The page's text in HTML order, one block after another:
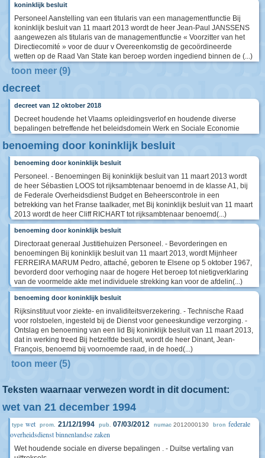
koninklijk besluit
Personeel Aanstelling van een titularis van een managementfunctie Bij
koninklijk besluit van 11 maart 2013 wordt de heer Jean-Paul JANSSENS
aangewezen als titularis van de managementfunctie « Voorzitter van het
Directiecomité » voor de duur v Overeenkomstig de gecoördineerde
wetten op de Raad Van State kan beroep worden ingediend binnen de (...)
toon meer (9)
decreet
decreet van 12 oktober 2018
Decreet houdende het Vlaams opleidingsverlof en houdende diverse
bepalingen betreffende het beleidsdomein Werk en Sociale Economie
benoeming door koninklijk besluit
benoeming door koninklijk besluit
Personeel. - Benoemingen Bij koninklijk besluit van 11 maart 2013 wordt
de heer Sébastien LOOS tot rijksambtenaar benoemd in de klasse A1, bij
de Federale Overheidsdienst Budget en Beheerscontrole in een
betrekking van het Franse taalkader, met Bij koninklijk besluit van 11 maart
2013 wordt de heer Cliff RICHART tot rijksambtenaar benoemd(...)
benoeming door koninklijk besluit
Directoraat generaal Justitiehuizen Personeel. - Bevorderingen en
benoemingen Bij koninklijk besluit van 11 maart 2013, wordt Mijnheer
FERREIRA MARUM Pedro, attaché, geboren te Elsene op 5 oktober 1967,
bevorderd door verhoging naar de hogere Het beroep tot nietigverklaring
van de voormelde akte met individuele strekking kan voor de afdelin(...)
benoeming door koninklijk besluit
Rijksinstituut voor ziekte- en invaliditeitsverzekering. - Technische Raad
voor rolstoelen, ingesteld bij de Dienst voor geneeskundige verzorging. -
Ontslag en benoeming van een lid Bij koninklijk besluit van 11 maart 2013,
dat in werking treed Bij hetzelfde besluit, wordt de heer Dinant, Jean-
François, benoemd bij voornoemde raad, in de hoed(...)
toon meer (5)
Teksten waarnaar verwezen wordt in dit document:
wet van 21 december 1994
type wet prom. 21/12/1994 pub. 07/03/2012 numac 2012000130 bron federale
overheidsdienst binnenlandse zaken
Wet houdende sociale en diverse bepalingen . - Duitse vertaling van